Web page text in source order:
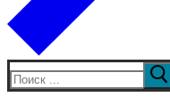
Искать: